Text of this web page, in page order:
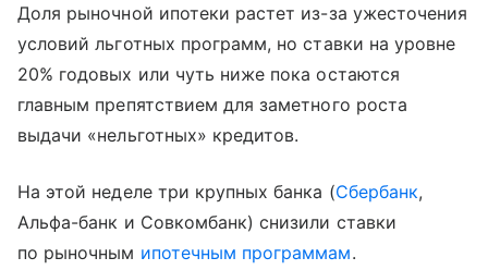
Доля рыночной ипотеки растет из-за ужесточения
условий льготных программ, но ставки на уровне
20% годовых или чуть ниже пока остаются
главным препятствием для заметного роста
выдачи «нельготных» кредитов.
На этой неделе три крупных банка (Сбербанк,
Альфа-банк и Совкомбанк) снизили ставки
по рыночным ипотечным программам.